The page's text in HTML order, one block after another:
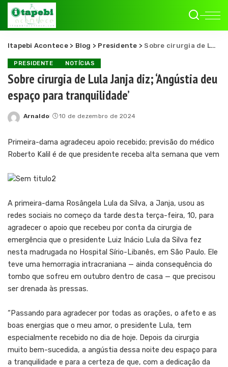
Itapebi Acontece> Blog > Presidente >Sobre cirurgia de Lula Janja diz; ‘Angústia deu espaço para tranquilidade’
PRESIDENTE NOTÍCIAS
Sobre cirurgia de Lula Janja diz; ‘Angústia deu
espaço para tranquilidade’
Posted
Arnaldo 10 de dezembro de 2024
Primeira-dama agradeceu apoio recebido; previsão do médico
Roberto Kalil é de que presidente receba alta semana que vem
A primeira-dama Rosângela Lula da Silva, a Janja, usou as
redes sociais no começo da tarde desta terça-feira, 10, para
agradecer o apoio que recebeu por conta da cirurgia de
emergência que o presidente Luiz Inácio Lula da Silva fez
nesta madrugada no Hospital Sírio-Libanês, em São Paulo. Ele
teve uma hemorragia intracraniana — ainda consequência do
tombo que sofreu em outubro dentro de casa — que precisou
ser drenada às pressas.
“Passando para agradecer por todas as orações, o afeto e as
boas energias que o meu amor, o presidente Lula, tem
especialmente recebido no dia de hoje. Depois da cirurgia
muito bem-sucedida, a angústia dessa noite deu espaço para
a tranquilidade e para a certeza de que, com a dedicação da